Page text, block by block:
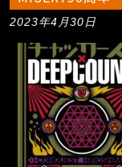
2023年4月30日